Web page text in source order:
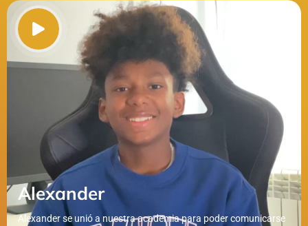
Alexander
Alexander se unió a nuestra academia para poder comunicarse